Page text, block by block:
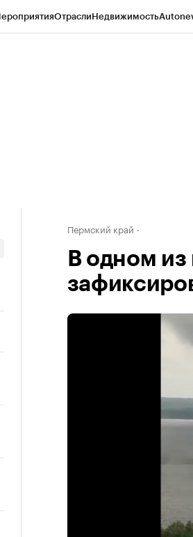
ОтраслиНедвижимость
Пермский край
В одном